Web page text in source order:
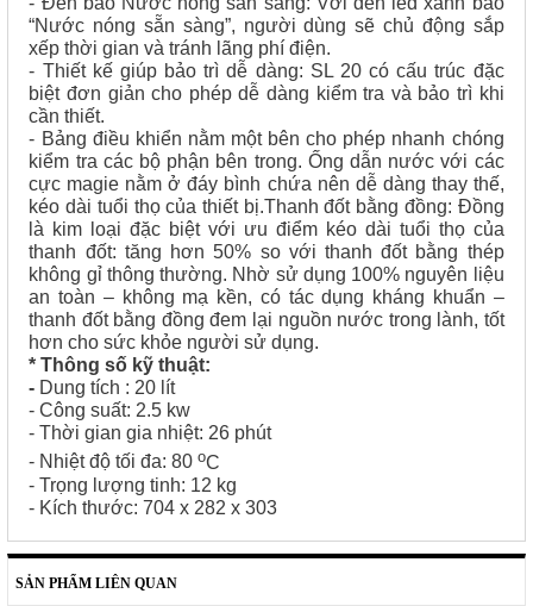
“Nước nóng sẵn sàng”, người dùng sẽ chủ động sắp
xếp thời gian và tránh lãng phí điện.
- Thiết kế giúp bảo trì dễ dàng: SL 20 có cấu trúc đặc
biệt đơn giản cho phép dễ dàng kiểm tra và bảo trì khi
cần thiết.
- Bảng điều khiển nằm một bên cho phép nhanh chóng
kiểm tra các bộ phận bên trong. Ống dẫn nước với các
cực magie nằm ở đáy bình chứa nên dễ dàng thay thế,
kéo dài tuổi thọ của thiết bị.Thanh đốt bằng đồng: Đồng
là kim loại đặc biệt với ưu điểm kéo dài tuổi thọ của
thanh đốt: tăng hơn 50% so với thanh đốt bằng thép
không gỉ thông thường. Nhờ sử dụng 100% nguyên liệu
an toàn – không mạ kền, có tác dụng kháng khuẩn –
thanh đốt bằng đồng đem lại nguồn nước trong lành, tốt
hơn cho sức khỏe người sử dụng.
* Thông số kỹ thuật:
- Dung tích : 20 lít
- Công suất: 2.5 kw
- Thời gian gia nhiệt: 26 phút
- Nhiệt độ tối đa: 80oC
-Trọng lượng tinh: 12 kg
- Kích thước: 704 x 282 x 303
SẢN PHẨM LIÊN QUAN